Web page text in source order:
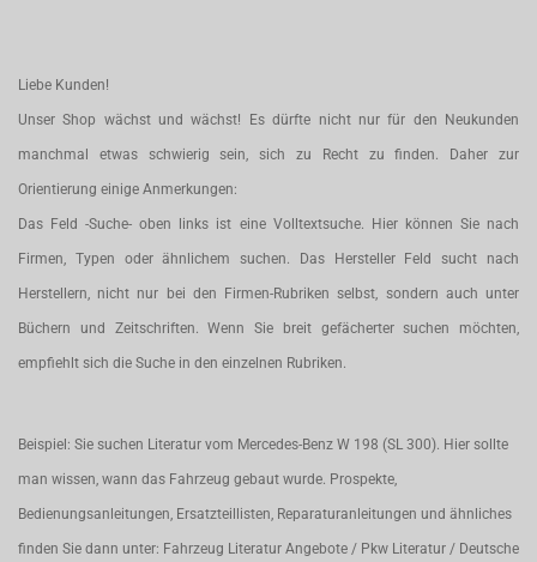
Liebe Kunden!
Unser Shop wächst und wächst! Es dürfte nicht nur für den Neukunden
manchmal etwas schwierig sein, sich zu Recht zu finden. Daher zur
Orientierung einige Anmerkungen:
Das Feld -Suche- oben links ist eine Volltextsuche. Hier können Sie nach
Firmen, Typen oder ähnlichem suchen. Das Hersteller Feld sucht nach
Herstellern, nicht nur bei den Firmen-Rubriken selbst, sondern auch unter
Büchern und Zeitschriften. Wenn Sie breit gefächerter suchen möchten,
empfiehlt sich die Suche in den einzelnen Rubriken.
Beispiel: Sie suchen Literatur vom Mercedes-Benz W 198 (SL 300). Hier sollte
man wissen, wann das Fahrzeug gebaut wurde. Prospekte,
Bedienungsanleitungen, Ersatzteillisten, Reparaturanleitungen und ähnliches
finden Sie dann unter: Fahrzeug Literatur Angebote / Pkw Literatur / Deutsche